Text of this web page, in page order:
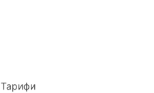
Тарифи